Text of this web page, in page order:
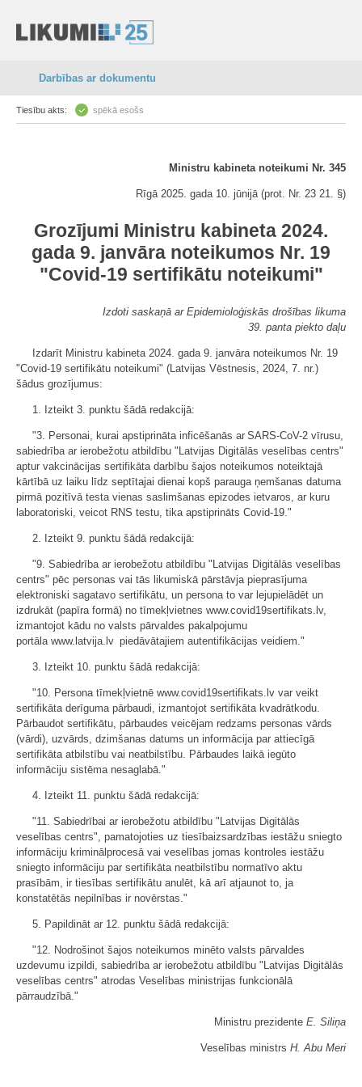
Darbības ar dokumentu
Tiesību akts: spēkā esošs
Ministru kabineta noteikumi Nr. 345
Rīgā 2025. gada 10. jūnijā (prot. Nr. 23 21. §)
Grozījumi Ministru kabineta 2024.
gada 9. janvāra noteikumos Nr. 19
"Covid-19 sertifikātu noteikumi"
Izdoti saskaņā ar Epidemioloģiskās drošības likuma
39. panta piekto daļu
Izdarīt Ministru kabineta 2024. gada 9. janvāra noteikumos Nr. 19
"Covid-19 sertifikātu noteikumi" (Latvijas Vēstnesis, 2024, 7. nr.)
šādus grozījumus:
1. Izteikt 3. punktu šādā redakcijā:
"3. Personai, kurai apstiprināta inficēšanās ar SARS-CoV-2 vīrusu,
sabiedrība ar ierobežotu atbildību "Latvijas Digitālās veselības centrs"
aptur vakcinācijas sertifikāta darbību šajos noteikumos noteiktajā
kārtībā uz laiku līdz septītajai dienai kopš parauga ņemšanas datuma
pirmā pozitīvā testa vienas saslimšanas epizodes ietvaros, ar kuru
laboratoriski, veicot RNS testu, tika apstiprināts Covid-19."
2. Izteikt 9. punktu šādā redakcijā:
"9. Sabiedrība ar ierobežotu atbildību "Latvijas Digitālās veselības
centrs" pēc personas vai tās likumiskā pārstāvja pieprasījuma
elektroniski sagatavo sertifikātu, un persona to var lejupielādēt un
izdrukāt (papīra formā) no tīmekļvietnes www.covid19sertifikats.lv,
izmantojot kādu no valsts pārvaldes pakalpojumu
portāla www.latvija.lv piedāvātajiem autentifikācijas veidiem."
3. Izteikt 10. punktu šādā redakcijā:
"10. Persona tīmekļvietnē www.covid19sertifikats.lv var veikt
sertifikāta derīguma pārbaudi, izmantojot sertifikāta kvadrātkodu.
Pārbaudot sertifikātu, pārbaudes veicējam redzams personas vārds
(vārdi), uzvārds, dzimšanas datums un informācija par attiecīgā
sertifikāta atbilstību vai neatbilstību. Pārbaudes laikā iegūto
informāciju sistēma nesaglabā."
4. Izteikt 11. punktu šādā redakcijā:
"11. Sabiedrībai ar ierobežotu atbildību "Latvijas Digitālās
veselības centrs", pamatojoties uz tiesībaizsardzības iestāžu sniegto
informāciju kriminālprocesā vai veselības jomas kontroles iestāžu
sniegto informāciju par sertifikāta neatbilstību normatīvo aktu
prasībām, ir tiesības sertifikātu anulēt, kā arī atjaunot to, ja
konstatētās nepilnības ir novērstas."
5. Papildināt ar 12. punktu šādā redakcijā:
"12. Nodrošinot šajos noteikumos minēto valsts pārvaldes
uzdevumu izpildi, sabiedrība ar ierobežotu atbildību "Latvijas Digitālās
veselības centrs" atrodas Veselības ministrijas funkcionālā
pārraudzībā."
Ministru prezidente E. Siliņa
Veselības ministrs H. Abu Meri